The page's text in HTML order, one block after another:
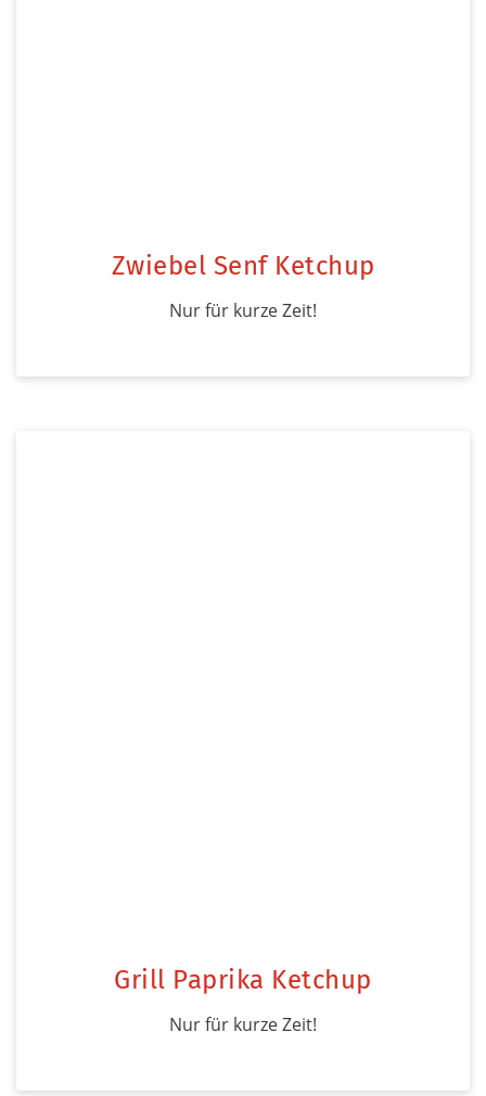
Zwiebel Senf Ketchup
Nur für kurze Zeit!
Grill Paprika Ketchup
Nur für kurze Zeit!